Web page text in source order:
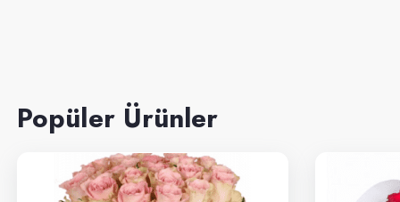
Popüler Ürünler